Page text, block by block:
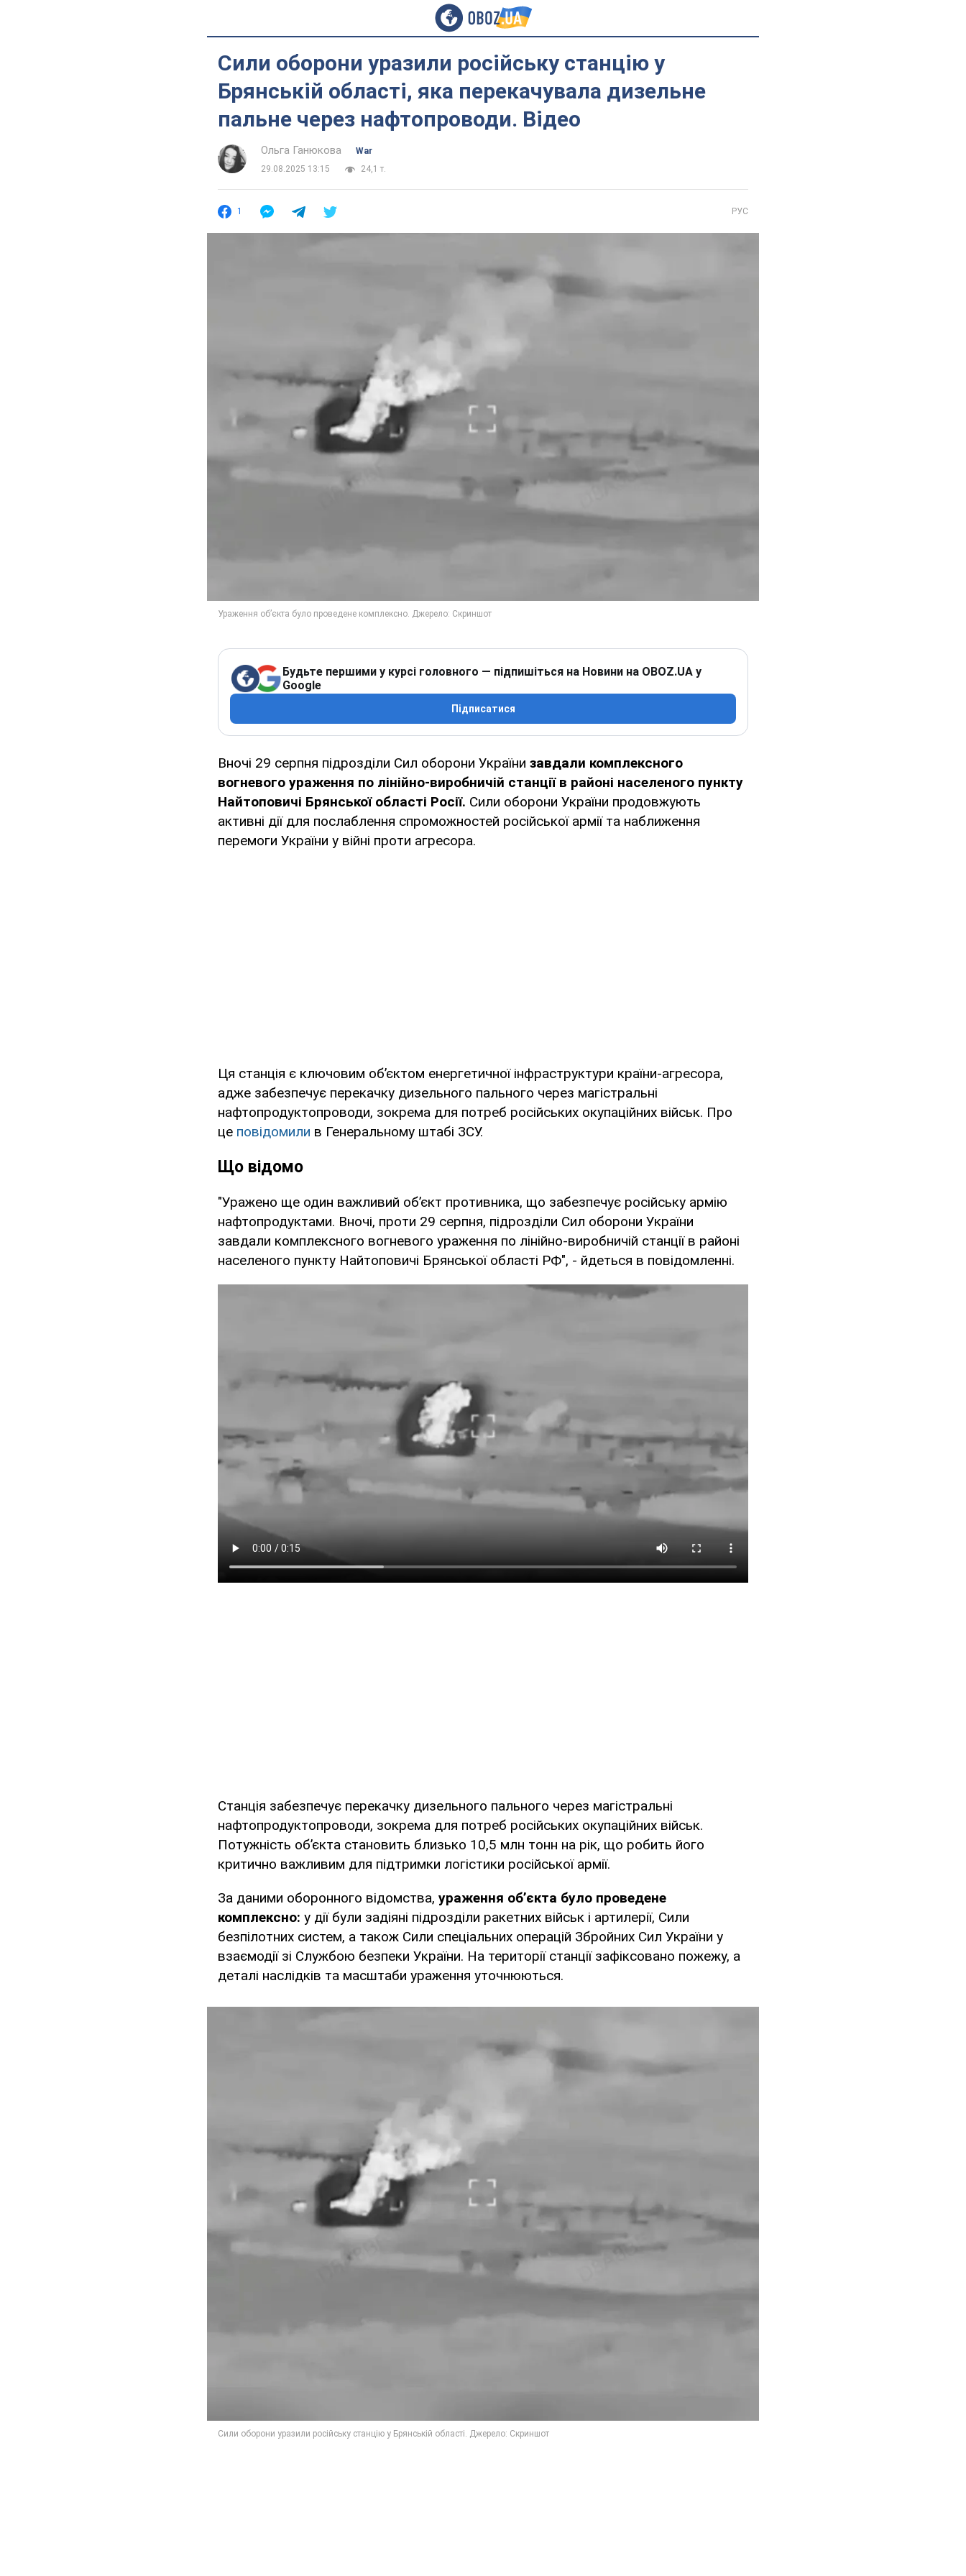
Сили оборони уразили російську станцію у
Брянській області, яка перекачувала дизельне
пальне через нафтопроводи. Відео
Ольга Ганюкова
War
29.08.2025 13:15
24,1 т.
1 РУС
Будьте першими у курсі головного — підпишіться на Новини на OBOZ.UA у
Google
Підписатися
Вночі 29 серпня підрозділи Сил оборони України завдали комплексного
вогневого ураження по лінійно-виробничій станції в районі населеного пункту
Найтоповичі Брянської області Росії. Сили оборони України продовжують
активні дії для послаблення спроможностей російської армії та наближення
перемоги України у війні проти агресора.
Ця станція є ключовим об’єктом енергетичної інфраструктури країни-агресора,
адже забезпечує перекачку дизельного пального через магістральні
нафтопродуктопроводи, зокрема для потреб російських окупаційних військ. Про
це повідомили в Генеральному штабі ЗСУ.
Що відомо
"Уражено ще один важливий об’єкт противника, що забезпечує російську армію
нафтопродуктами. Вночі, проти 29 серпня, підрозділи Сил оборони України
завдали комплексного вогневого ураження по лінійно-виробничій станції в районі
населеного пункту Найтоповичі Брянської області РФ", - йдеться в повідомленні.
Станція забезпечує перекачку дизельного пального через магістральні
нафтопродуктопроводи, зокрема для потреб російських окупаційних військ.
Потужність об’єкта становить близько 10,5 млн тонн на рік, що робить його
критично важливим для підтримки логістики російської армії.
За даними оборонного відомства, ураження об’єкта було проведене
комплексно: у дії були задіяні підрозділи ракетних військ і артилерії, Сили
безпілотних систем, а також Сили спеціальних операцій Збройних Сил України у
взаємодії зі Службою безпеки України. На території станції зафіксовано пожежу, а
деталі наслідків та масштаби ураження уточнюються.